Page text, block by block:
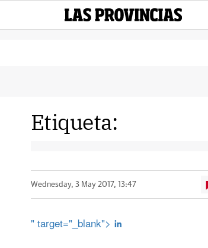
Etiqueta:
Wednesday, 3 May 2017, 13:47
" target="_blank">